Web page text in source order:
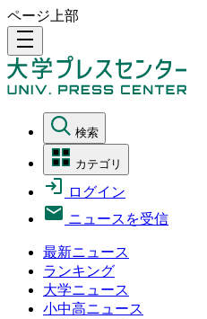
ページ上部
density_medium
検索
カテゴリ
ログイン
ニュースを受信
最新ニュース
ランキング
大学ニュース
小中高ニュース